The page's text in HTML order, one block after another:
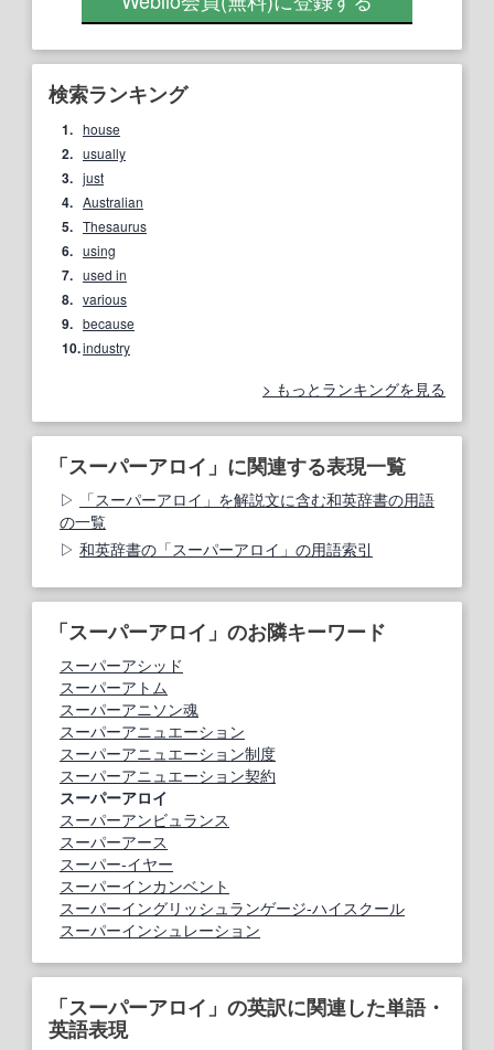
検索ランキング
1. house
2. usually
3. just
4. Australian
5. Thesaurus
6. using
7. used in
8. various
9. because
10.industry
もっとランキングを見る
「スーパーアロイ」に関連する表現一覧
「スーパーアロイ」を解説文に含む和英辞書の用語
の一覧
和英辞書の「スーパーアロイ」の用語索引
「スーパーアロイ」のお隣キーワード
スーパーアシッド
スーパーアトム
スーパーアニソン魂
スーパーアニュエーション
スーパーアニュエーション制度
スーパーアニュエーション契約
スーパーアロイ
スーパーアンビュランス
スーパーアース
スーパー‐イヤー
スーパーインカンベント
スーパーイングリッシュランゲージ‐ハイスクール
スーパーインシュレーション
「スーパーアロイ」の英訳に関連した単語・
英語表現